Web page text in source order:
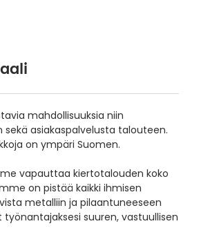
mahdollisuuksia niin
asiakaspalvelusta talouteen.
on ympäri Suomen.
vapauttaa kiertotalouden koko
on pistää kaikki ihmisen
metalliin ja pilaantuneeseen
suuren, vastuullisen